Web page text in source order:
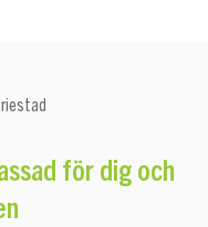
för dig och